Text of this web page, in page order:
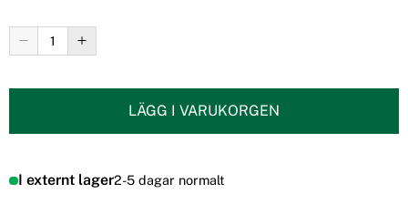
LÄGG I VARUKORGEN
I externt lager2-5 dagar normalt